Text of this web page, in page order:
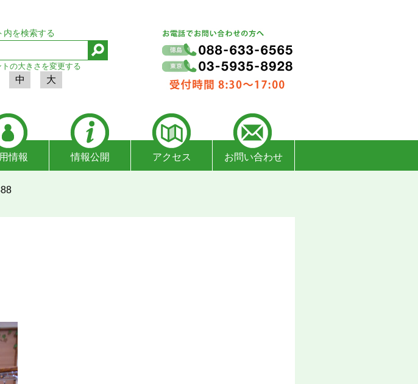
内を検索する
トの大きさを変更する
中 大
情報 情報公開 アクセス お問い合わせ